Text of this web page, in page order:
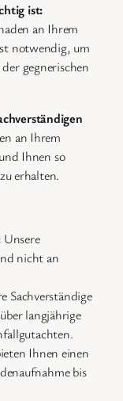
ist:
an Ihrem
notwendig, um
gegnerischen
an Ihrem
Ihnen so
erhalten.
Unsere
nicht an
Sachverständige
langjährige
Ihnen einen
bis